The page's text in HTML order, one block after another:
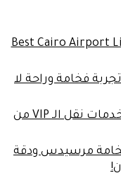
Best Cairo Airport
فخامة وراحة لا
VIP Conference Transportation | خدمات نقل الـ VIP من
مطار القاهرة 2026: فخامة مرسيدس ودقة